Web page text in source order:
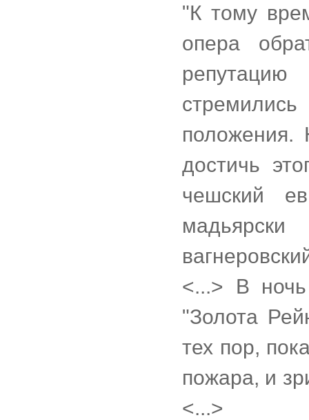
"К тому
опера
положения.
достичь
чешский
<...> В ночь
"Золота
тех пор,
пожара, и
<...>